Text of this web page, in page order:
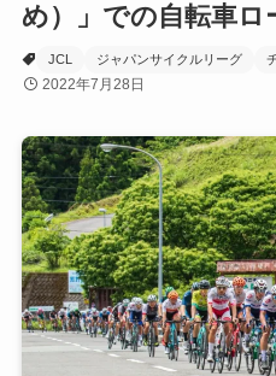
め）」での自転車
JCL ジャパンサイクルリーグ
2022年7月28日